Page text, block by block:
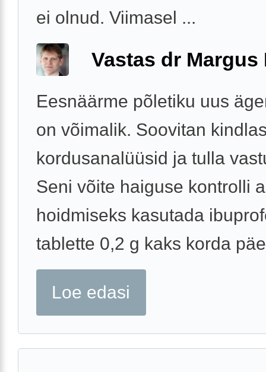
ei olnud. Viimasel ...
Vastas dr Margus
Eesnäärme põletiku uus
on võimalik. Soovitan
kordusanalüüsid ja tulla
Seni võite haiguse kontrolli
hoidmiseks kasutada
tablette 0,2 g kaks korda
Loe edasi